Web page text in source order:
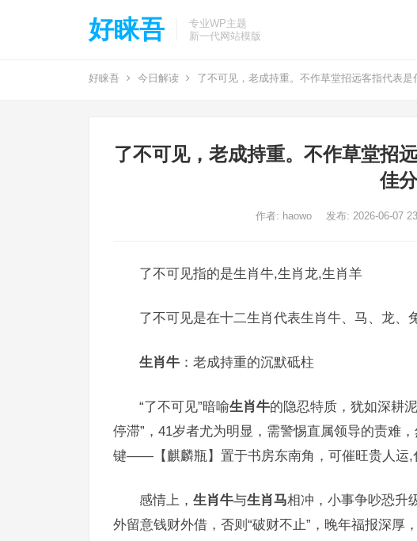
好睐吾
专业WP主题
新一代网站模版
好睐吾 今日解读 了不可见，老成持重。不作草堂招远客指代表
了不可见，老成持重。不作草堂招
佳
作者: haowo 发布: 2026-06-07
了不可见指的是生肖牛,生肖龙,生肖羊
了不可见是在十二生肖代表生肖牛、马、龙、
生肖牛 ：老成持重的沉默砥柱
“了不可见”暗喻生肖牛的隐忍特质，犹如深耕
停滞”，41岁者尤为明显，需警惕直属领导的责难，
键——【麒麟瓶】置于书房东南角，可催旺贵人运,
感情上， 生肖牛与生肖马相冲，小事争吵恐升
外留意钱财外借，否则“破财不止”，晚年福报深厚